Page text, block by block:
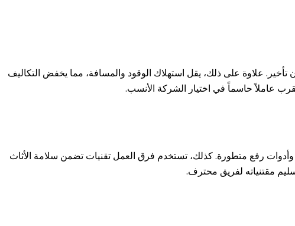
علاوة على ذلك، يقل استهلاك الوقود والمسافة، مما يخفض التكاليف
عاملاً حاسماً في اختيار الشركة الأنسب.
رفع متطورة. كذلك، تستخدم فرق العمل تقنيات تضمن سلامة الأثاث
مقتنياته لفريق محترف.